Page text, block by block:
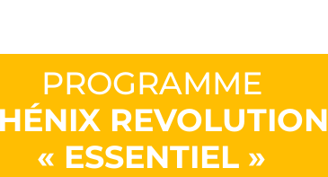
PROGRAMME
REVOLUTION
« ESSENTIEL »